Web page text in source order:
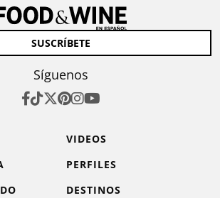
SUSCRÍBETE
Síguenos
VIDEOS
PERFILES
DESTINOS